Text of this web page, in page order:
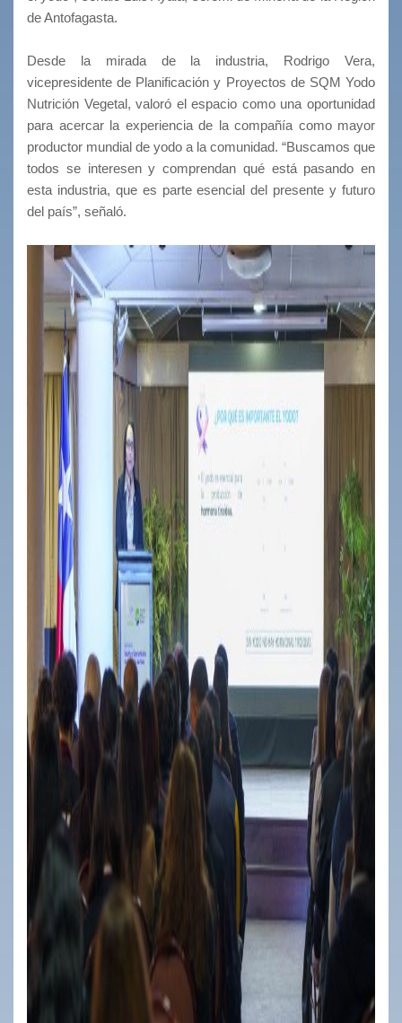
de Antofagasta.
Desde la mirada de la industria, Rodrigo Vera,
vicepresidente de Planificación y Proyectos de SQM Yodo
Nutrición Vegetal, valoró el espacio como una oportunidad
para acercar la experiencia de la compañía como mayor
productor mundial de yodo a la comunidad. “Buscamos que
todos se interesen y comprendan qué está pasando en
esta industria, que es parte esencial del presente y futuro
del país”, señaló.